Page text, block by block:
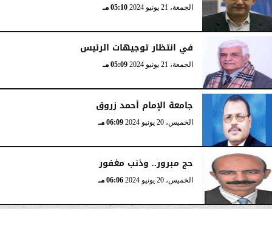
الجمعة، 21 يونيو 2024 05:10 مـ
في انتظار توجيهات الرئيس
الجمعة، 21 يونيو 2024 05:09 مـ
جامعة الإمام أحمد زروق
الخميس، 20 يونيو 2024 06:09 مـ
حج مبرور.. وذنب مغفور
الخميس، 20 يونيو 2024 06:06 مـ